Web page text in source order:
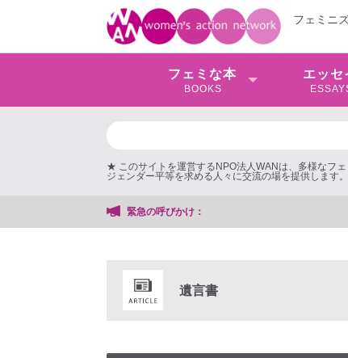
フェミニ
フェミな本
BOOKS
エッセ
★ このサイトを運営するNPO法人WANは、多様なフ
ジェンダー平等を求める人々に交流の場を提供します。
緊急の呼びかけ：
遺言書